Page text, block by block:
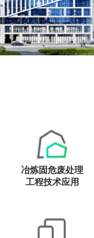
冶炼固危废处理
工程技术应用